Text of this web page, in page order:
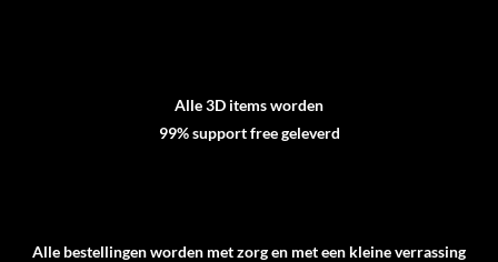
Alle 3D items worden
99% support free geleverd
Alle bestellingen worden met zorg en met een kleine verrassing